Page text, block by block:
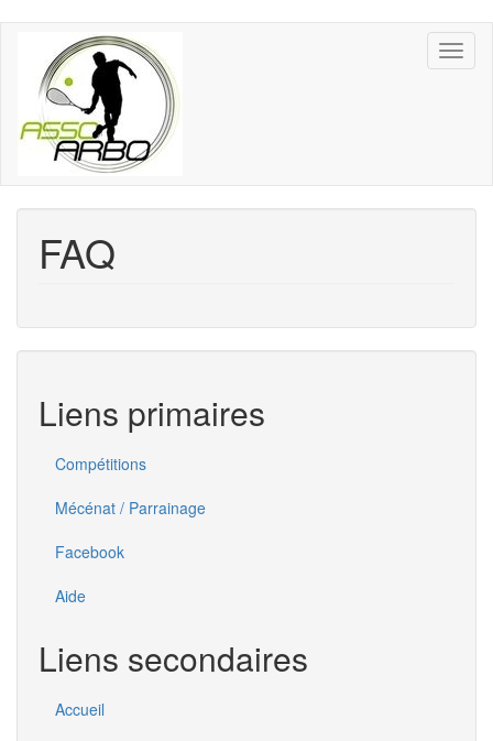
contenu
principal
FAQ
Liens primaires
Compétitions
Mécénat / Parrainage
Facebook
Aide
Liens secondaires
Accueil